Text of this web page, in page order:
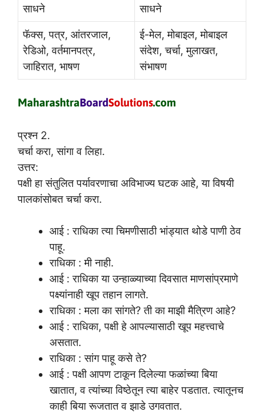
साधने
साधने
फॅक्स, पत्र, आंतरजाल,
रेडिओ, वर्तमानपत्र,
जाहिरात, भाषण
ई-मेल, मोबाइल, मोबाइल
संदेश, चर्चा, मुलाखत,
संभाषण
प्रश्न 2.
चर्चा करा, सांगा व लिहा.
उत्तर:
पक्षी हा संतुलित पर्यावरणाचा अविभाज्य घटक आहे, या विषयी
पालकांसोबत चर्चा करा.
आई : राधिका त्या चिमणीसाठी भांड्यात थोडे पाणी ठेव
पाहू.
राधिका : मी नाही.
आई : राधिका या उन्हाळ्याच्या दिवसात माणसांप्रमाणे
पक्ष्यांनाही खूप तहान लागते.
राधिका : मला का सांगते? ती का माझी मैत्रिण आहे?
आई : राधिका, पक्षी हे आपल्यासाठी खूप महत्त्वाचे
असतात.
राधिका : सांग पाहू कसे ते?
आई : पक्षी आपण टाकून दिलेल्या फळांच्या बिया
खातात, व त्यांच्या विष्ठेतून त्या बाहेर पडतात. त्यातूनच
काही बिया रूजतात व झाडे उगवतात.